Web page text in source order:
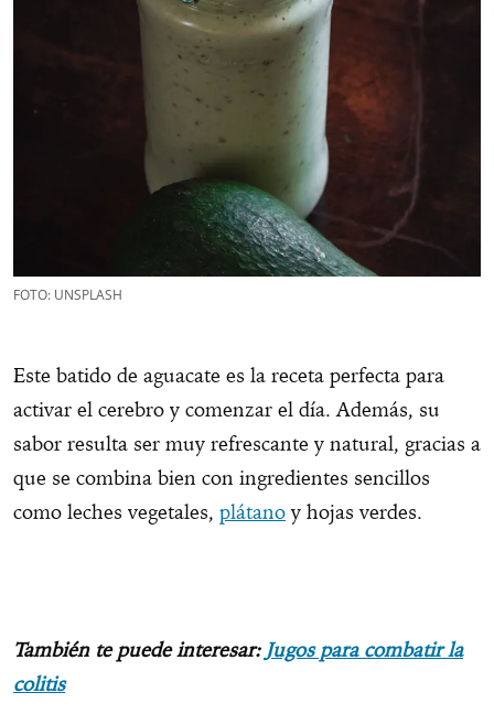
FOTO: UNSPLASH
Este batido de aguacate es la receta perfecta para
activar el cerebro y comenzar el día. Además, su
sabor resulta ser muy refrescante y natural, gracias a
que se combina bien con ingredientes sencillos
como leches vegetales, plátano y hojas verdes.
También te puede interesar: Jugos para combatir la
colitis